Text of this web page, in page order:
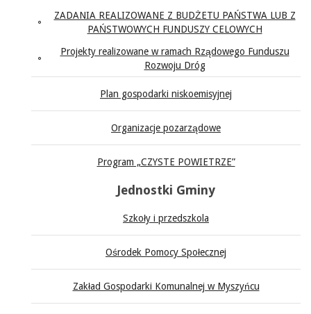
ZADANIA REALIZOWANE Z BUDŻETU PAŃSTWA LUB Z
PAŃSTWOWYCH FUNDUSZY CELOWYCH
Projekty realizowane w ramach Rządowego Funduszu
Rozwoju Dróg
Plan gospodarki niskoemisyjnej
Organizacje pozarządowe
Program „CZYSTE POWIETRZE”
Jednostki Gminy
Szkoły i przedszkola
Ośrodek Pomocy Społecznej
Zakład Gospodarki Komunalnej w Myszyńcu